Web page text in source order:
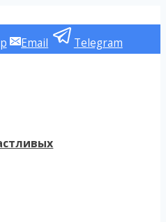
Email Telegram